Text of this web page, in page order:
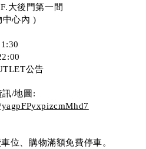
大後門第一間
中心內 )
公告
訊/地圖:
位、購物滿額免費停車。